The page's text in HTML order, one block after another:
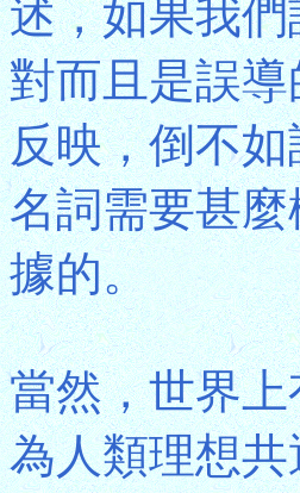
述，如果我
對而且是誤導
反映，倒不
名詞需要甚
據的。
當然，世界
為人類理想共